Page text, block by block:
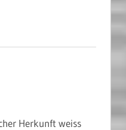
Herkunft weiss